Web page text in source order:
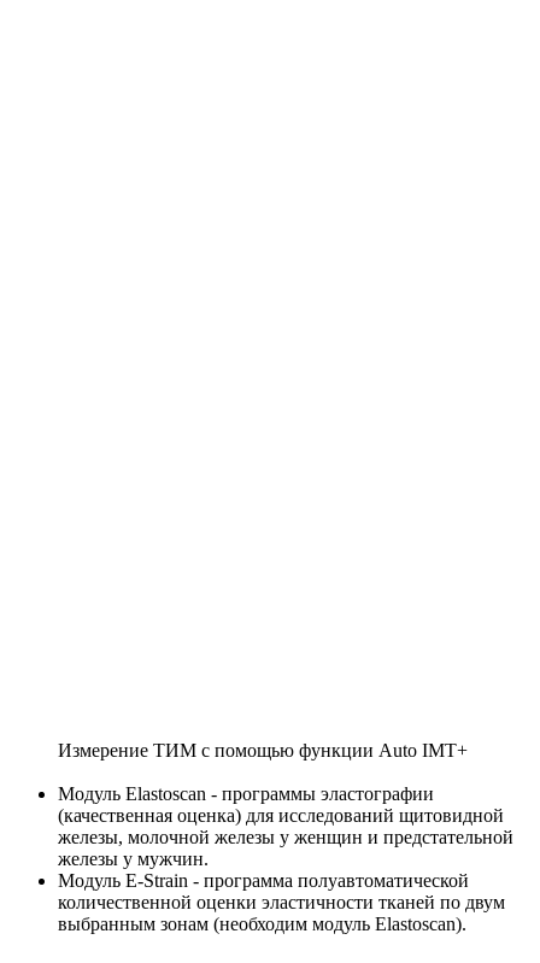
Измерение ТИМ с помощью функции Auto IMT+
Модуль Elastoscan - программы эластографии
(качественная оценка) для исследований щитовидной
железы, молочной железы у женщин и предстательной
железы у мужчин.
Mодуль E-Strain - программа полуавтоматической
количественной оценки эластичности тканей по двум
выбранным зонам (необходим модуль Elastoscan).